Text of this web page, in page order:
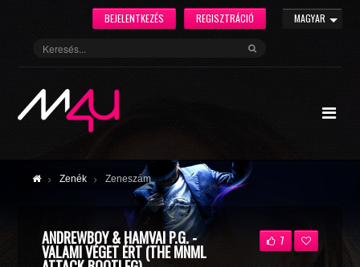
MAGYAR
REGISZTRÁCIÓ
BEJELENTKEZÉS
Zenék Zeneszám
ANDREWBOY & HAMVAI P.G. -
VALAMI VÉGET ÉRT (THE MNML
7